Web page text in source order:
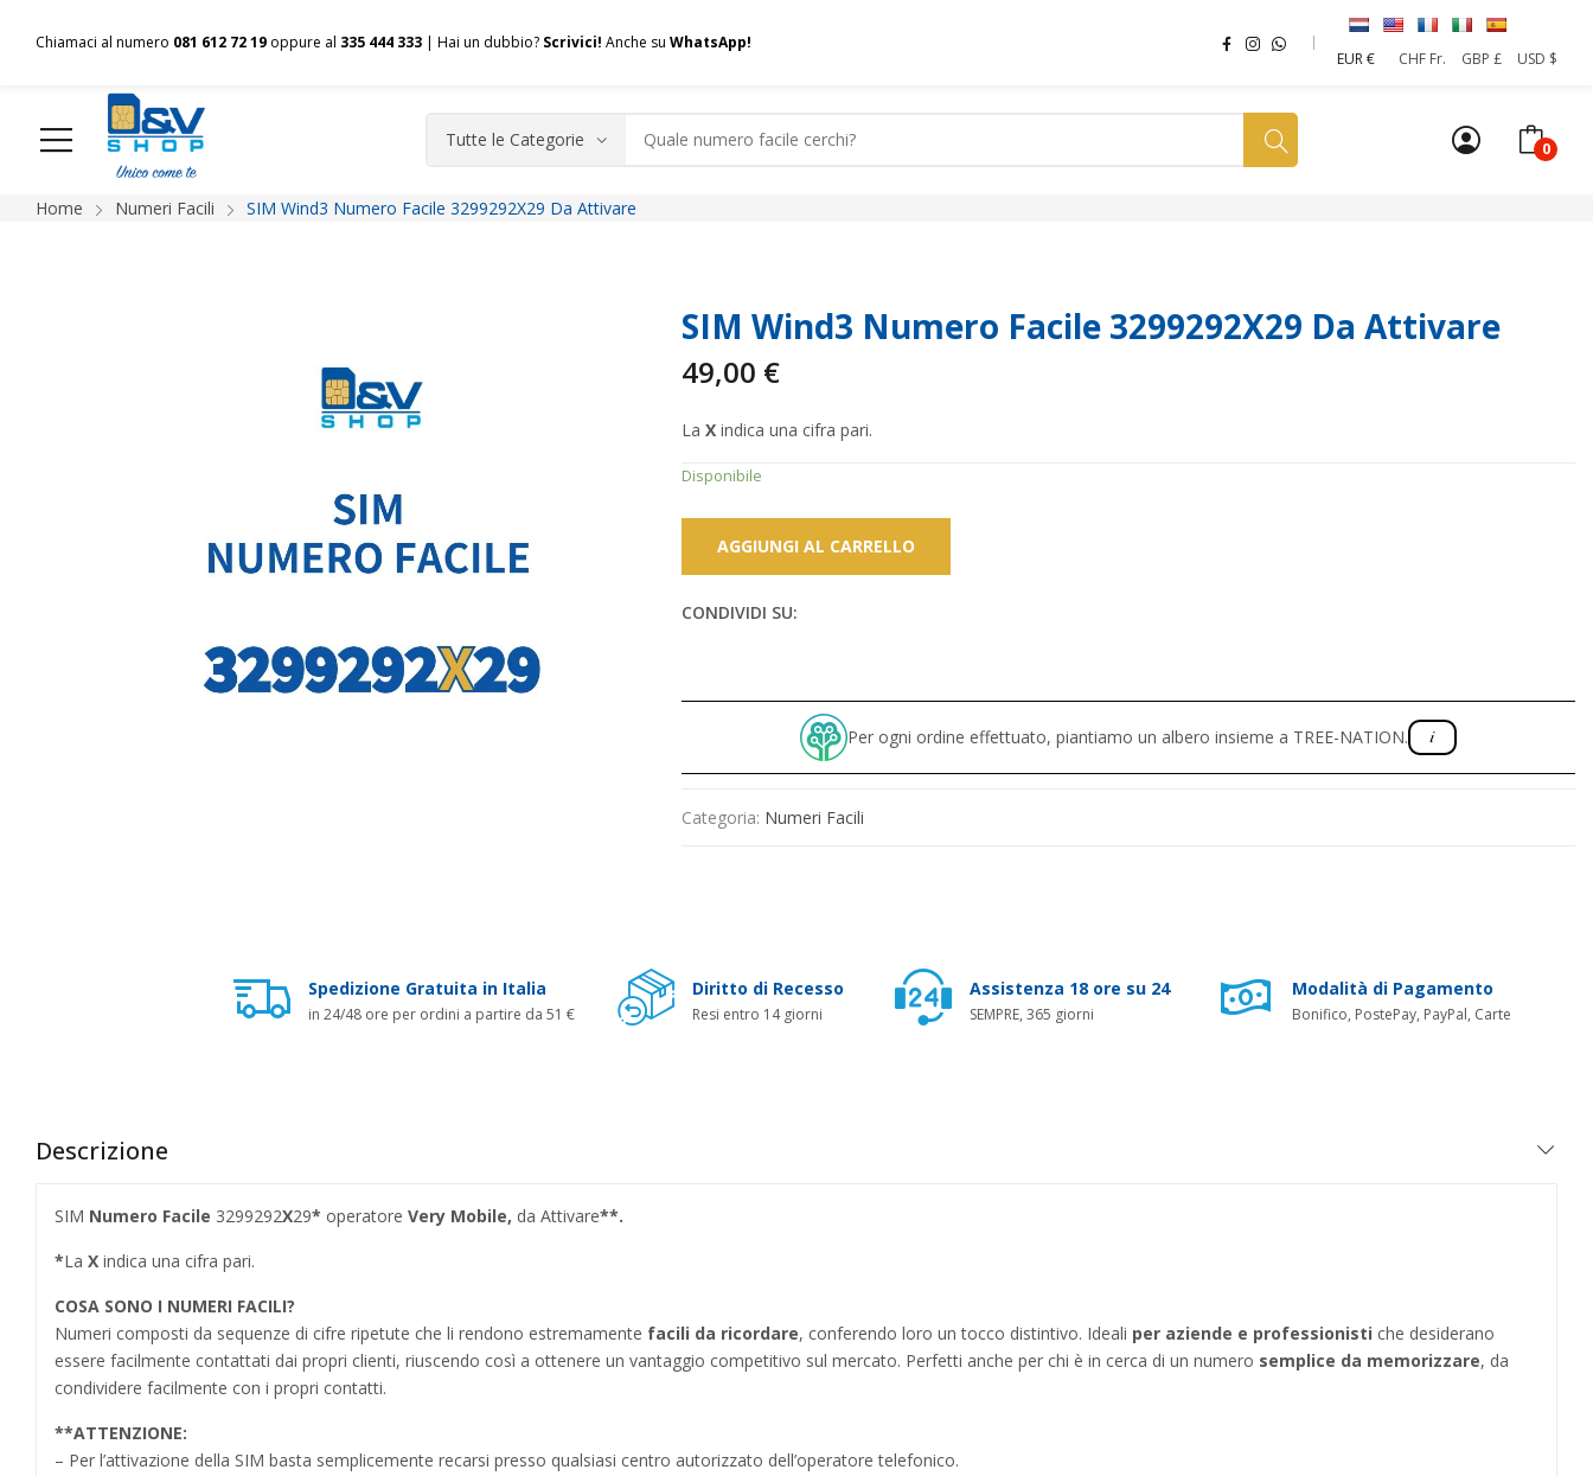
Chiamaci al numero 081 612 72 19 oppure al 335 444 333 | Hai un dubbio? Scrivici! Anche su WhatsApp!
EUR €
CHF Fr. GBP £ USD $
0
HOME Chi siamo Shop Spedizioni Pagamenti F.A.Q. Contatti
Home Numeri Facili SIM Wind3 Numero Facile 3299292X29 Da Attivare
SIM Wind3 Numero Facile 3299292X29 Da Attivare
49,00 €
La X indica una cifra pari.
Disponibile
AGGIUNGI AL CARRELLO
CONDIVIDI SU:
Per ogni ordine effettuato, piantiamo un albero insieme a TREE-NATION.
Categoria: Numeri Facili
Spedizione Gratuita in Italia
in 24/48 ore per ordini a partire da 51 €
Diritto di Recesso
Resi entro 14 giorni
Assistenza 18 ore su 24
SEMPRE, 365 giorni
Modalità di Pagamento
Bonifico, PostePay, PayPal, Carte
Descrizione
SIM Numero Facile 3299292X29* operatore Very Mobile, da Attivare**.
*La X indica una cifra pari.
COSA SONO I NUMERI FACILI?
Numeri composti da sequenze di cifre ripetute che li rendono estremamente facili da ricordare, conferendo loro un tocco distintivo. Ideali per aziende e professionisti che desiderano
essere facilmente contattati dai propri clienti, riuscendo così a ottenere un vantaggio competitivo sul mercato. Perfetti anche per chi è in cerca di un numero semplice da memorizzare, da
condividere facilmente con i propri contatti.
**ATTENZIONE:
– Per l’attivazione della SIM basta semplicemente recarsi presso qualsiasi centro autorizzato dell’operatore telefonico.